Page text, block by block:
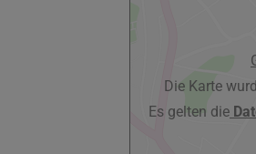
Die Karte
Es gelten die